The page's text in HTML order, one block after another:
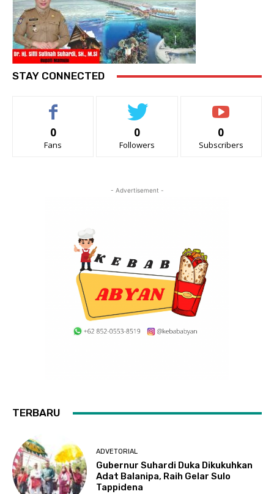
STAY CONNECTED
0
Fans
0
Followers
0
Subscribers
- Advertisement -
TERBARU
ADVETORIAL
Gubernur Suhardi Duka Dikukuhkan
Adat Balanipa, Raih Gelar Sulo
Tappidena